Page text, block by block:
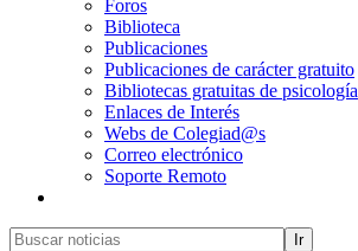
Foros
Biblioteca
Publicaciones
Publicaciones de carácter gratuito
Bibliotecas gratuitas de psicología
Enlaces de Interés
Webs de Colegiad@s
Correo electrónico
Soporte Remoto
Ir